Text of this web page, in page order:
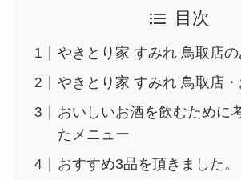
目次
やきとり家 すみれ 鳥取店
やきとり家 すみれ 鳥取店
おいしいお酒を飲むために
たメニュー
おすすめ3品を頂きました。